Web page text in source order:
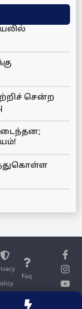
சென்ற
Faq